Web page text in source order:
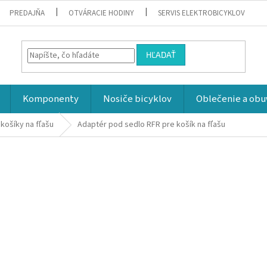
PREDAJŇA OTVÁRACIE HODINY SERVIS ELEKTROBICYKLOV
HĽADAŤ
Komponenty Nosiče bicyklov Oblečenie a
košíky na fľašu Adaptér pod sedlo RFR pre košík na fľašu